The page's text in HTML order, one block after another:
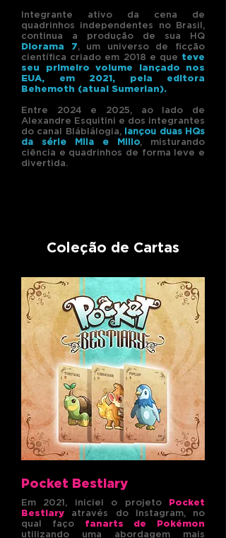
Integrante ativo da cena de
quadrinhos independentes no Brasil,
continua a produção de sua HQ
Diorama 7, um universo de ficção
científica criado em 2018 e que teve
seu primeiro volume lançado nos
EUA, em 2021, pela editora
Behemoth (atual Sumerian).
Entre 2024 e 2025, ao lado de
Alexandre Esquitini e dos integrantes
do canal Bláblálogia, lançou duas HQs
da série Mila e Milio, misturando
ciência e quadrinhos de forma leve e
divertida.
Pocket Bestiary
Em 2021, iniciei o projeto Pocket
Bestiary através do Instagram, no
qual faço fanarts de Pokémon
utilizando uma abordagem mais
Coleção de Cartas